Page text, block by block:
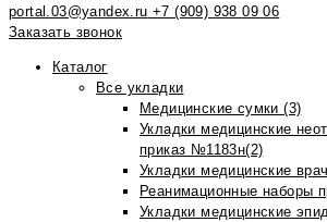
portal.03@yandex.ru +7 (909) 938 09 06
Заказать звонок
Каталог
Все укладки
Медицинские сумки (3)
Укладки медицинские
приказ №1183н(2)
Укладки медицинские
Реанимационные наборы
Укладки медицинские